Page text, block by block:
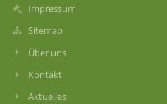
Impressum
Sitemap
Über uns
Kontakt
Aktuelles